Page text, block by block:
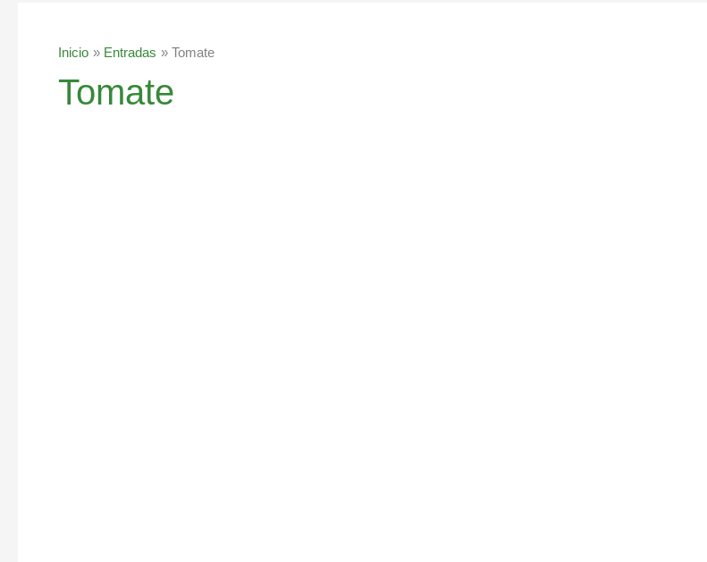
Inicio Entradas Tomate
Tomate